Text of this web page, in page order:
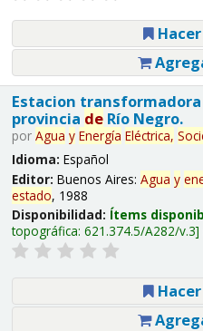
Estacion
provincia deRío Negro.
por Agua y Energía Eléctrica,
Idioma: Español
Editor: Buenos Aires: Agua y
estado, 1988
Disponibilidad: Ítems
topográfica: 621.374.5/A282/v.3